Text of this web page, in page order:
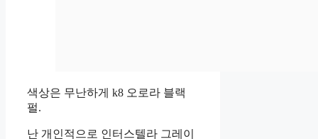
색상은 무난하게 k8 오로라 블랙
펄.
난 개인적으로 인터스텔라 그레이